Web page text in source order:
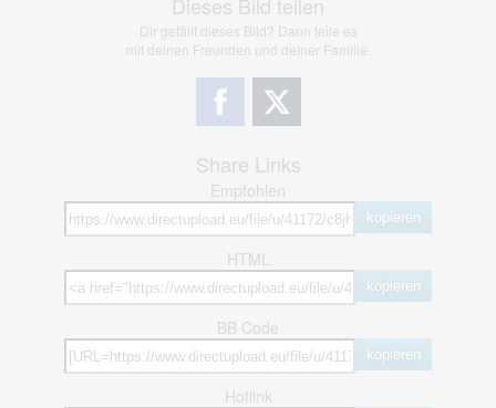
Dir gefällt dieses Bild? Dann teile es
mit deinen Freunden und deiner Familie.
Share Links
Empfohlen
kopieren
HTML
kopieren
BB Code
kopieren
Hotlink